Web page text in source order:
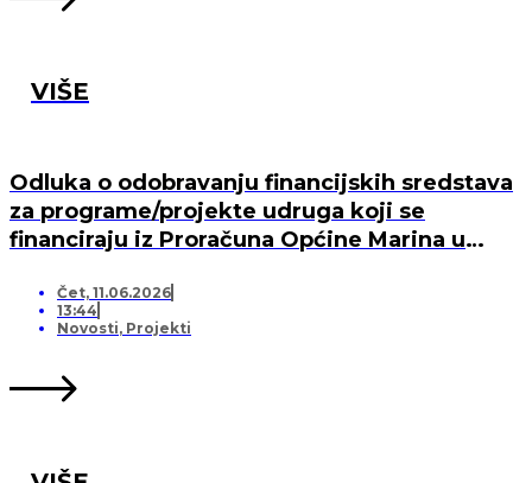
VIŠE
Odluka o odobravanju financijskih sredstava
za programe/projekte udruga koji se
financiraju iz Proračuna Općine Marina u
Čet, 11.06.2026
13:44
Novosti, Projekti